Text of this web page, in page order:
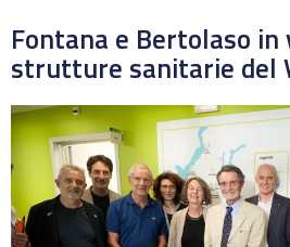
Fontana e Bertolaso
strutture sanitarie del